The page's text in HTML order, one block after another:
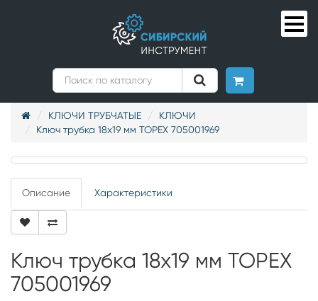
КЛЮЧИ ТРУБЧАТЫЕ
КЛЮЧИ
Ключ трубка 18х19 мм ТОРЕХ 705001969
Описание Характеристики
Ключ трубка 18х19 мм ТОРЕХ
705001969